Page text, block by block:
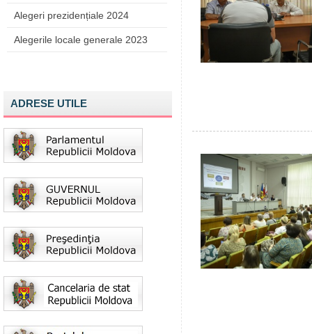
Alegeri prezidențiale 2024
Alegerile locale generale 2023
ADRESE UTILE